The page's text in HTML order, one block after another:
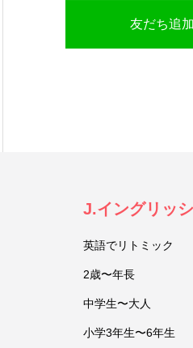
友だち追加
J.イングリッ
英語でリトミック
2歳〜年長
中学生〜大人
小学3年生〜6年生